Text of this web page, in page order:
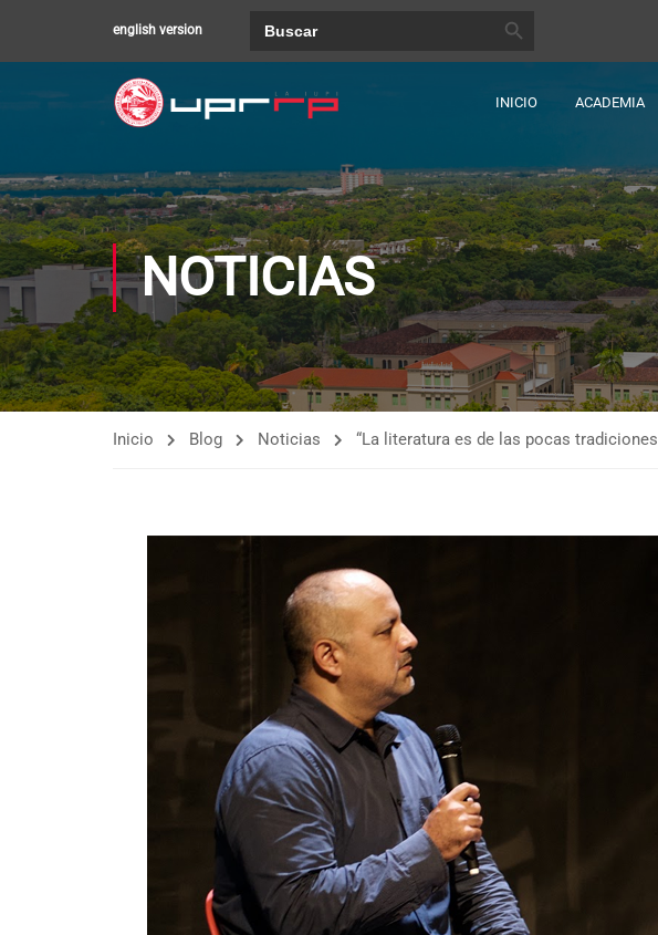
english version
INICIO ACADEMIA
NOTICIAS
Inicio Blog Noticias “La literatura es de las pocas